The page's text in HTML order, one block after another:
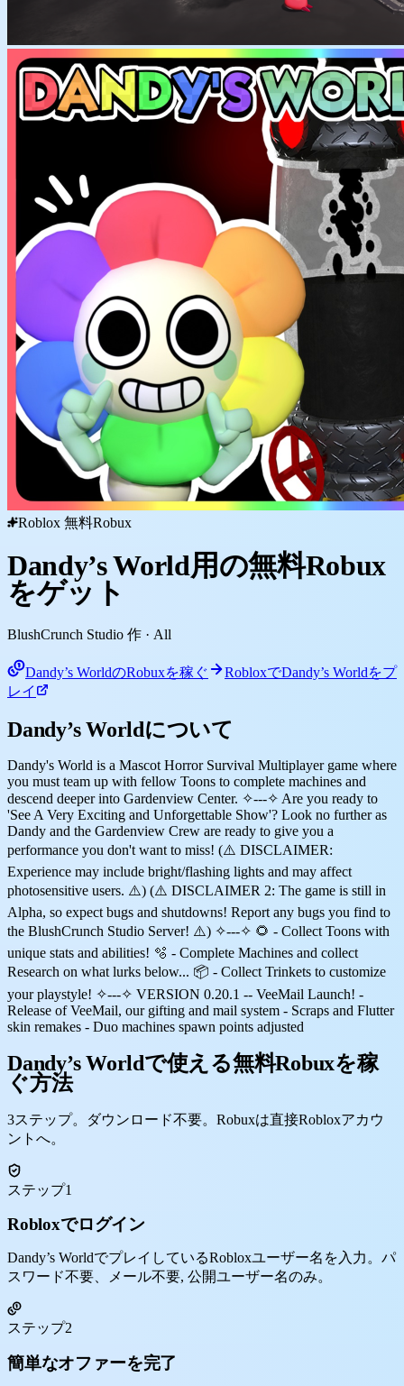
Roblox 無料Robux
Dandy’s World用の無料Robux
をゲット
BlushCrunch Studio 作 · All
Dandy’s WorldのRobuxを稼ぐ
RobloxでDandy’s Worldをプ
レイ
Dandy’s Worldについて
Dandy's World is a Mascot Horror Survival Multiplayer game where
you must team up with fellow Toons to complete machines and
descend deeper into Gardenview Center. ✧---✧ Are you ready to
'See A Very Exciting and Unforgettable Show'? Look no further as
Dandy and the Gardenview Crew are ready to give you a
performance you don't want to miss! (⚠️ DISCLAIMER:
Experience may include bright/flashing lights and may affect
photosensitive users. ⚠️) (⚠️ DISCLAIMER 2: The game is still in
Alpha, so expect bugs and shutdowns! Report any bugs you find to
the BlushCrunch Studio Server! ⚠️) ✧---✧ 🌻 - Collect Toons with
unique stats and abilities! 🫧 - Complete Machines and collect
Research on what lurks below... 📦 - Collect Trinkets to customize
your playstyle! ✧---✧ VERSION 0.20.1 -- VeeMail Launch! -
Release of VeeMail, our gifting and mail system - Scraps and Flutter
skin remakes - Duo machines spawn points adjusted
Dandy’s Worldで使える無料Robuxを稼
ぐ方法
3ステップ。ダウンロード不要。Robuxは直接Robloxアカウ
ントへ。
ステップ1
Robloxでログイン
Dandy’s WorldでプレイしているRobloxユーザー名を入力。パ
スワード不要、メール不要, 公開ユーザー名のみ。
ステップ2
簡単なオファーを完了